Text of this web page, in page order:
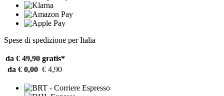
Spese di spedizione per Italia
da € 49,90 gratis*
da € 0,00 € 4,90